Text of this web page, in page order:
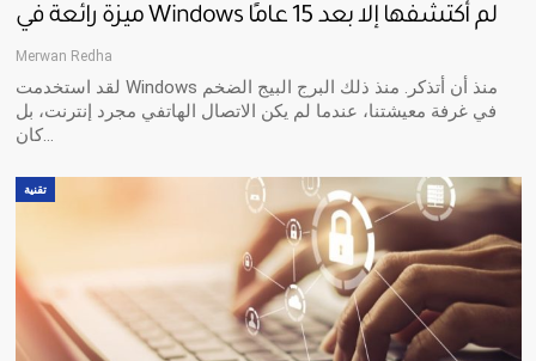
ميزة رائعة في Windows لم أكتشفها إلا بعد 15 عامًا
Merwan Redha
لقد استخدمت Windows منذ أن أتذكر. منذ ذلك البرج البيج الضخم
في غرفة معيشتنا، عندما لم يكن الاتصال الهاتفي مجرد إنترنت، بل
كان…
تقنية